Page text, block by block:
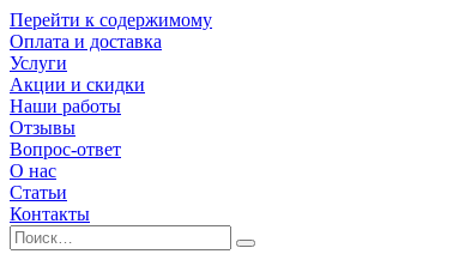
Перейти к содержимому
Оплата и доставка
Услуги
Акции и скидки
Наши работы
Отзывы
Вопрос-ответ
О нас
Статьи
Контакты